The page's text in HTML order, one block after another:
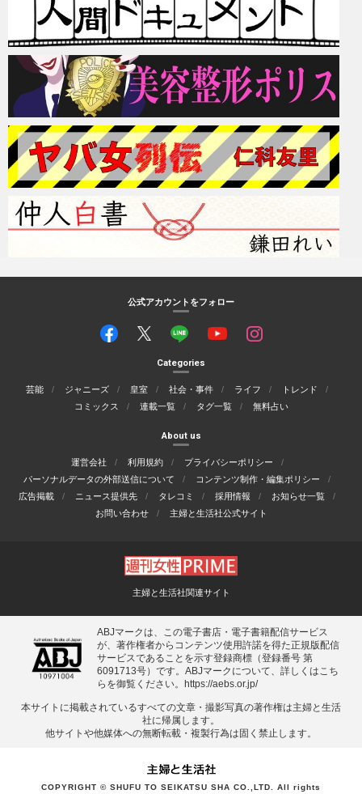
公式アカウントをフォロー
Categories
芸能 ジャニーズ 皇室 社会・事件 ライフ
トレンド
コミックス
連載一覧 タグ一覧 無料占い
About us
運営会社 利用規約
プライバシーポリシー
パーソナルデータの外部送信について
コンテンツ制作・編集ポリシー
広告掲載
ニュース提供先 タレコミ 採用情報
お知らせ一覧
お問い合わせ
主婦と生活社公式サイト
主婦と生活社関連サイト
ABJマークは、この電子書店・電子書籍配信サービス
が、著作権者からコンテンツ使用許諾を得た正規版配信
サービスであることを示す登録商標（登録番号 第
6091713号）です。ABJマークについて、詳しくはこち
らを御覧ください。
https://aebs.or.jp/
本サイトに掲載されているすべての⽂章・撮影写真の著作権は主婦と⽣活
社に帰属します。
他サイトや他媒体への無断転載・複製⾏為は固く禁⽌します。
COPYRIGHT © SHUFU TO SEIKATSU SHA CO.,LTD. All rights